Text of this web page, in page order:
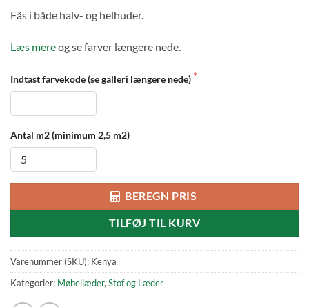
Fås i både halv- og helhuder.
Læs mereog se farver længere nede.
Indtast farvekode (se galleri længere nede)
Antal m2 (minimum 2,5 m2)
BEREGN PRIS
TILFØJ TIL KURV
Varenummer (SKU): Kenya
Kategorier: Møbellæder,Stof og Læder